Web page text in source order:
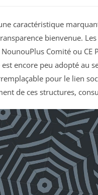
caractéristique
bienvenue. Les
Comité ou
encore peu adopté au
pour le lien
de ces structures,